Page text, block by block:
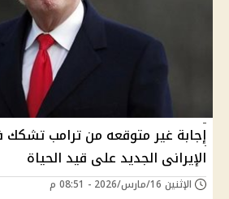
إجابة غير متوقعه من ترامب تشكك
الإيرانى الجديد على قيد الحياة
الإثنين 16/مارس/2026 - 08:51 م